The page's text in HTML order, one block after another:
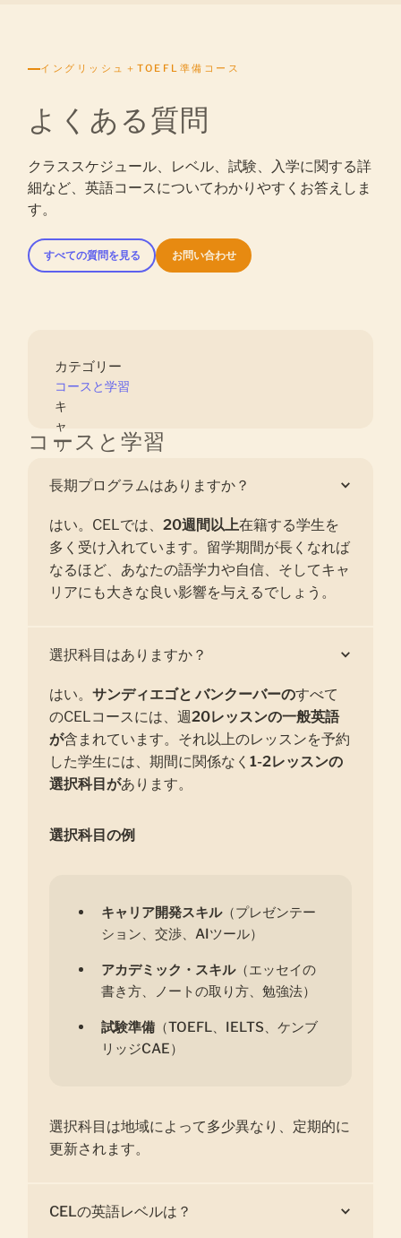
イングリッシュ＋TOEFL準備コース
よくある質問
クラススケジュール、レベル、試験、入学に関する詳
細など、英語コースについてわかりやすくお答えしま
す。
すべての質問を見る お問い合わせ
カテゴリー
コースと学習
キ
ャ
リ
と
来
の
機
会
コースと学習
長期プログラムはありますか？
はい。CELでは、20週間以上在籍する学生を
多く受け入れています。留学期間が長くなれば
なるほど、あなたの語学力や自信、そしてキャ
リアにも大きな良い影響を与えるでしょう。
選択科目はありますか？
はい。サンディエゴと バンクーバーのすべて
のCELコースには、週20レッスンの一般英語
が含まれています。それ以上のレッスンを予約
した学生には、期間に関係なく1-2レッスンの
選択科目があります。
選択科目の例
キャリア開発スキル（プレゼンテー
ション、交渉、AIツール）
アカデミック・スキル（エッセイの
書き方、ノートの取り方、勉強法）
試験準備 （TOEFL、IELTS、ケンブ
リッジCAE）
選択科目は地域によって多少異なり、定期的に
更新されます。
CELの英語レベルは？